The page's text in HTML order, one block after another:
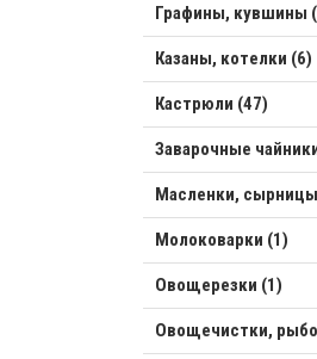
Графины, кувшины
Казаны, котелки (6)
Кастрюли (47)
Заварочные
Масленки,
Молоковарки (1)
Овощерезки (1)
Овощечистки,